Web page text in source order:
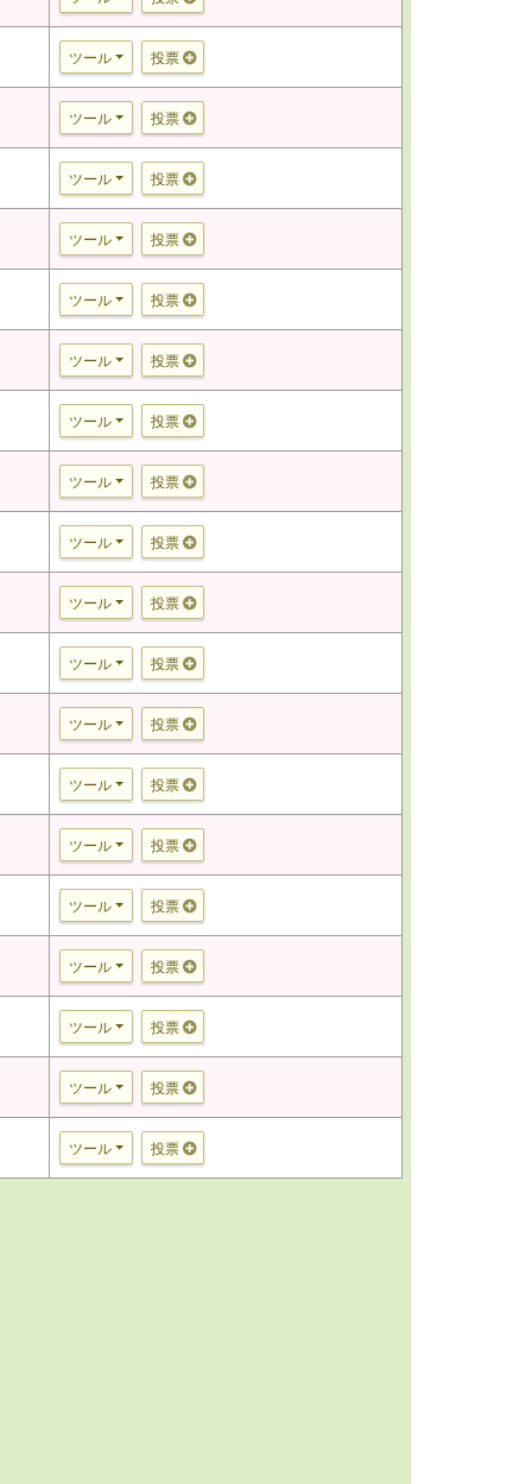
ツール 投票
ツール 投票
ツール 投票
ツール 投票
ツール 投票
ツール 投票
ツール 投票
ツール 投票
ツール 投票
ツール 投票
ツール 投票
ツール 投票
ツール 投票
ツール 投票
ツール 投票
ツール 投票
ツール 投票
ツール 投票
ツール 投票